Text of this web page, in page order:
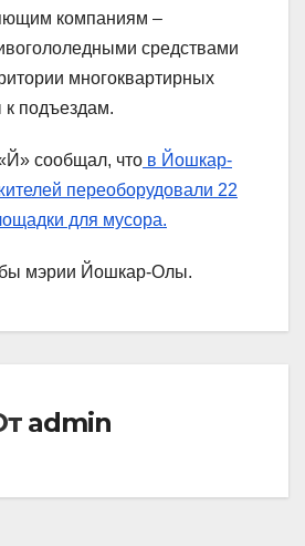
компаниям –
средствами
многоквартирных
подъездам.
сообщал, что в Йошкар-
переоборудовали 22
для мусора.
мэрии Йошкар-Олы.
admin